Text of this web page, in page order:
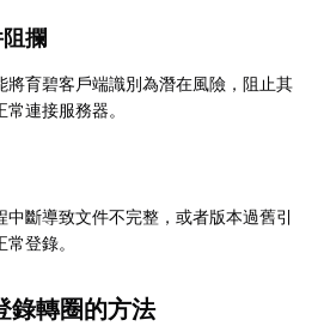
攔
將育碧客戶端識別為潛在風險，阻止其
連接服務器。
斷導致文件不完整，或者版本過舊引
登錄。
錄轉圈的方法